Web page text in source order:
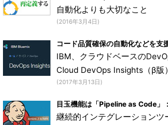
自動化よりも大切なこと
(2016年3月4日)
コード品質確保の自動化などを支
IBM、クラウドベースの
Cloud DevOps Insights（β版
(2017年3月13日)
目玉機能は「Pipeline as Code」：
継続的インテグレーション